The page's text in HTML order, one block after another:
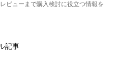
ビューまで購入検討に役立つ情報を
記事